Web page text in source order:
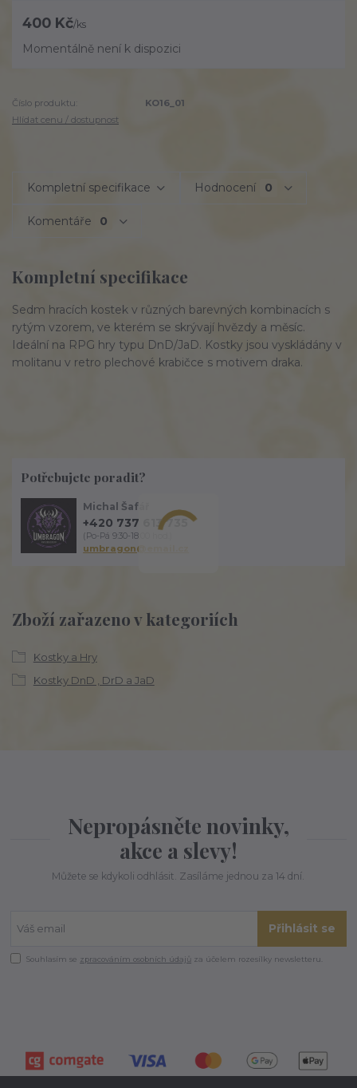
400 Kč/ks
Momentálně není k dispozici
Číslo produktu:
KO16_01
Hlídat cenu / dostupnost
Kompletní specifikace Hodnocení 0
Komentáře 0
Kompletní specifikace
Sedm hracích kostek v různých barevných kombinacích s
rytým vzorem, ve kterém se skrývají hvězdy a měsíc.
Ideální na RPG hry typu DnD/JaD. Kostky jsou vyskládány v
molitanu v retro plechové krabičce s motivem draka.
Zboží zařazeno v kategoriích
Kostky a Hry
Kostky DnD , DrD a JaD
Potřebujete poradit?
Michal Šafář
+420 737 613 735
(Po-Pá 9:30-18:00 hod.)
umbragon@email.cz
Nepropásněte novinky,
akce a slevy!
Můžete se kdykoli odhlásit. Zasíláme jednou za 14 dní.
Přihlásit se
Souhlasím se zpracováním osobních údajů za účelem rozesílky newsletteru.